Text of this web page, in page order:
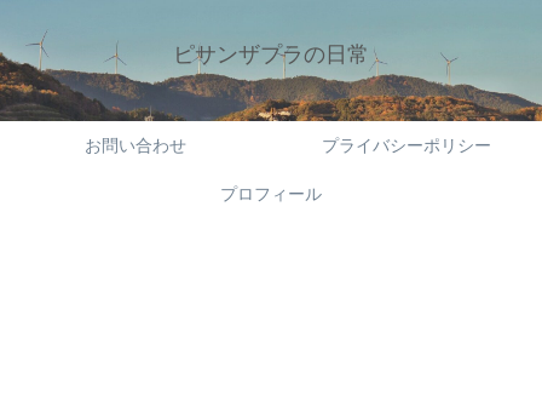
ピサンザプラの日常
お問い合わせ プライバシーポリシー
プロフィール